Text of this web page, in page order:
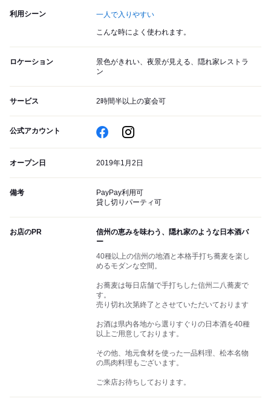
利用シーン 一人で入りやすい
こんな時によく使われます。
ロケーション
景色がきれい、夜景が見える、隠れ家レストラ
ン
サービス 2時間半以上の宴会可
公式アカウント
オープン日 2019年1月2日
備考
PayPay利用可
貸し切りパーティ可
お店のPR
信州の恵みを味わう、隠れ家のような日本酒バ
ー
40種以上の信州の地酒と本格手打ち蕎麦を楽し
めるモダンな空間。
お蕎麦は毎日店舗で手打ちした信州二八蕎麦で
す。
売り切れ次第終了とさせていただいております
お酒は県内各地から選りすぐりの日本酒を40種
以上ご用意しております。
その他、地元食材を使った一品料理、松本名物
の馬肉料理もございます。
ご来店お待ちしております。